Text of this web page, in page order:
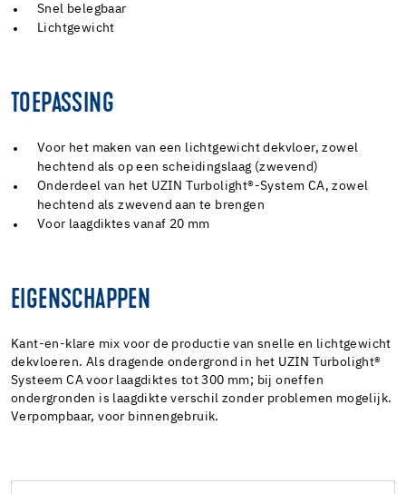
Snel belegbaar
Lichtgewicht
TOEPASSING
Voor het maken van een lichtgewicht dekvloer, zowel
hechtend als op een scheidingslaag (zwevend)
Onderdeel van het UZIN Turbolight®-System CA, zowel
hechtend als zwevend aan te brengen
Voor laagdiktes vanaf 20 mm
EIGENSCHAPPEN
Kant-en-klare mix voor de productie van snelle en lichtgewicht
dekvloeren. Als dragende ondergrond in het UZIN Turbolight®
Systeem CA voor laagdiktes tot 300 mm; bij oneffen
ondergronden is laagdikte verschil zonder problemen mogelijk.
Verpompbaar, voor binnengebruik.